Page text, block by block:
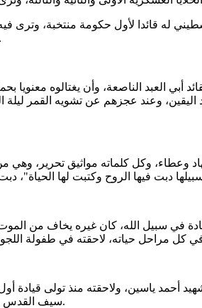
له قائدا لأول حكومة منتخبة،
الأقصى وبشائر التحرير، وترى في وجهه استغاثات الأقصى ونداءات القدس وآمال المستضعفين.
العبد الناصعة، وأن يغتالوه معنويا
وعند عجزهم عن تشويه القمر ليلة
وعطاء، وكل كلماته مواثيق تحرير،
في سبيل الله، كان غيره يخاف من
أحمد ياسين، ولاحقته منذ تولى
سيف القدس وطوفان الأقصى المعركة التي ودع فيها أكثر من سبعين نفسا زكية من عائلته الكبرى والصغرى.